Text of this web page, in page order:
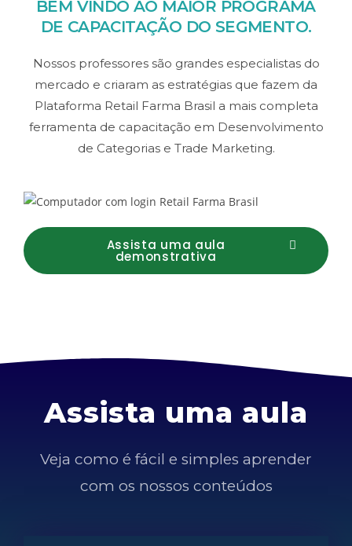
BEM VINDO AO MAIOR PROGRAMA
DE CAPACITAÇÃO DO SEGMENTO.
Nossos professores são grandes especialistas do
mercado e criaram as estratégias que fazem da
Plataforma Retail Farma Brasil a mais completa
ferramenta de capacitação em Desenvolvimento
de Categorias e Trade Marketing.
Assista uma aula
demonstrativa
Assista uma aula
Veja como é fácil e simples aprender
com os nossos conteúdos